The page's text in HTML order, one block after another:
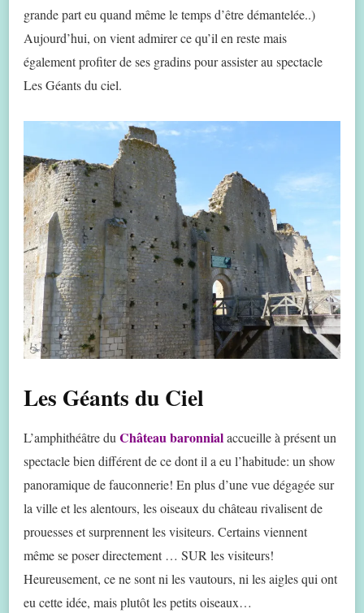
grande part eu quand même le temps d’être démantelée..)
Aujourd’hui, on vient admirer ce qu’il en reste mais
également profiter de ses gradins pour assister au spectacle
Les Géants du ciel.
Les Géants du Ciel
L’amphithéâtre du Château baronnialaccueille à présent un
spectacle bien différent de ce dont il a eu l’habitude: un show
panoramique de fauconnerie! En plus d’une vue dégagée sur
la ville et les alentours, les oiseaux du château rivalisent de
prouesses et surprennent les visiteurs. Certains viennent
même se poser directement … SUR les visiteurs!
Heureusement, ce ne sont ni les vautours, ni les aigles qui ont
eu cette idée, mais plutôt les petits oiseaux…